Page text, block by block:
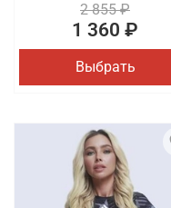
2 855 ₽
1 360 ₽
Выбрать